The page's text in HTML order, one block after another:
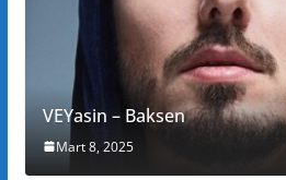
VEYasin – Baksen
Mart 8, 2025